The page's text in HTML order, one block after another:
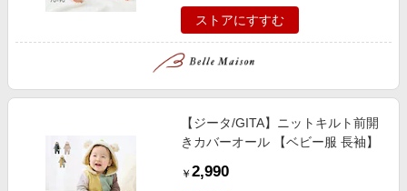
ストアにすすむ
【ジータ/GITA】ニットキルト前開
きカバーオール 【ベビー服 長袖】
￥ 2,990